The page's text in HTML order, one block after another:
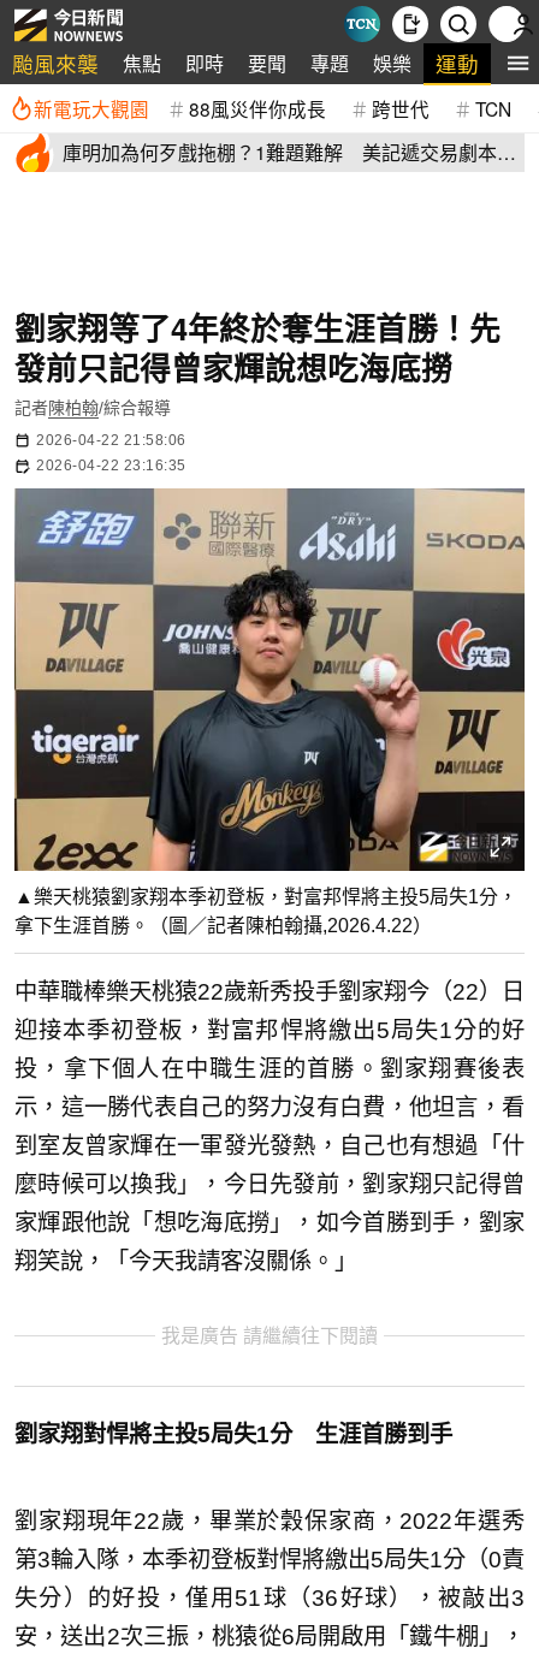
颱風來襲 焦點 即時 要聞 專題 娛樂 運動 全
新電玩大觀園 88風災伴你成長 跨世代 TCN
庫明加為何歹戲拖棚？1難題難解 美記遞交易劇本：
劉家翔等了4年終於奪生涯首勝！先
發前只記得曾家輝說想吃海底撈
記者陳柏翰/綜合報導
2026-04-22 21:58:06
2026-04-22 23:16:35
▲樂天桃猿劉家翔本季初登板，對富邦悍將主投5局失1分，
拿下生涯首勝。（圖／記者陳柏翰攝,2026.4.22）
中華職棒樂天桃猿22歲新秀投手劉家翔今（22）日
迎接本季初登板，對富邦悍將繳出5局失1分的好
投，拿下個人在中職生涯的首勝。劉家翔賽後表
示，這一勝代表自己的努力沒有白費，他坦言，看
到室友曾家輝在一軍發光發熱，自己也有想過「什
麼時候可以換我」，今日先發前，劉家翔只記得曾
家輝跟他說「想吃海底撈」，如今首勝到手，劉家
翔笑說，「今天我請客沒關係。」
我是廣告 請繼續往下閱讀
劉家翔對悍將主投5局失1分 生涯首勝到手
劉家翔現年22歲，畢業於穀保家商，2022年選秀
第3輪入隊，本季初登板對悍將繳出5局失1分（0責
失分）的好投，僅用51球（36好球），被敲出3
安，送出2次三振，桃猿從6局開啟用「鐵牛棚」，